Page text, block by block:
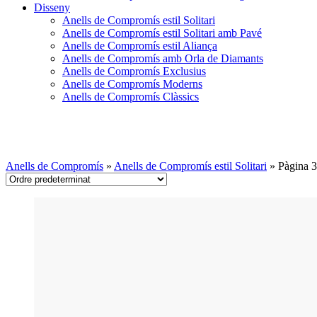
Disseny
Anells de Compromís estil Solitari
Anells de Compromís estil Solitari amb Pavé
Anells de Compromís estil Aliança
Anells de Compromís amb Orla de Diamants
Anells de Compromís Exclusius
Anells de Compromís Moderns
Anells de Compromís Clàssics
Anells de Compromís » Anells de Compromís estil Solitari » Pàgina 3